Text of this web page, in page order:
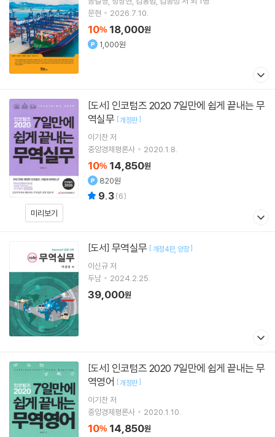
문현
2026.7.10.
10% 18,000원
1,000원
미리보기
[도서]
역실무 [개정판]
이기찬저
중앙경제평론사
2020.1.8.
10% 14,850원
820원
9.3(6)
[도서] 무역실무 [개정4판 양장]
이신규저
두남
2024.2.25.
39,000원
[도서]
역영어 [개정판]
이기찬저
중앙경제평론사
2020.1.10.
10% 14,850원